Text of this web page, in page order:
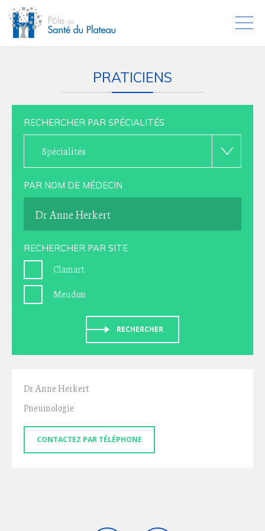
PRATICIENS
RECHERCHER PAR SPÉCIALITÉS
Spécialités
PAR NOM DE MÉDECIN
RECHERCHER PAR SITE
Clamart
Meudon
RECHERCHER
Dr Anne Herkert
Pneumologie
CONTACTEZ PAR TÉLÉPHONE